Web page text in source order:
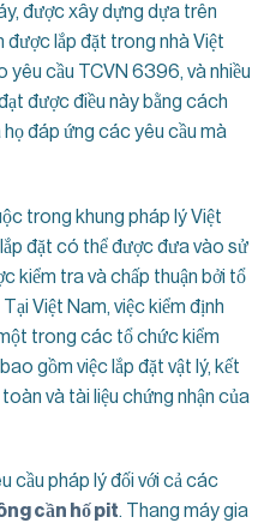
được xây dựng dựa trên
được lắp đặt trong nhà Việt
yêu cầu TCVN 6396, và nhiều
được điều này bằng cách
họ đáp ứng các yêu cầu mà
trong khung pháp lý Việt
đặt có thể được đưa vào sử
kiểm tra và chấp thuận bởi tổ
Việt Nam, việc kiểm định
trong các tổ chức kiểm
gồm việc lắp đặt vật lý, kết
và tài liệu chứng nhận của
cầu pháp lý đối với cả các
cần hố pit. Thang máy gia